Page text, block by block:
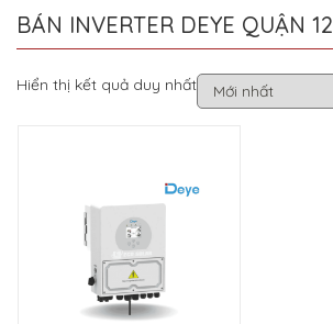
BÁN INVERTER DEYE QUẬN 12
Hiển thị kết quả duy nhất